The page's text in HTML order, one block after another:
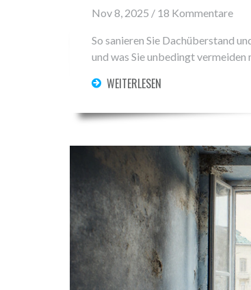
Nov 8, 2025 / 18 Kommentare
So sanieren Sie Dachüberstand
und was Sie unbedingt vermeiden
WEITERLESEN